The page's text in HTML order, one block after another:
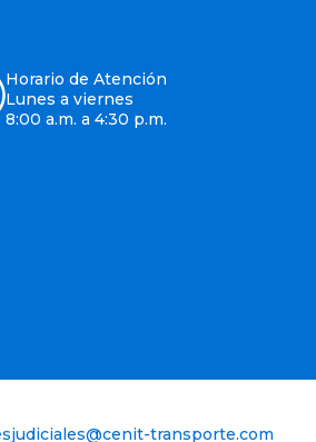
Horario de Atención
Lunes a viernes
8:00 a.m. a 4:30 p.m.
transporte.com